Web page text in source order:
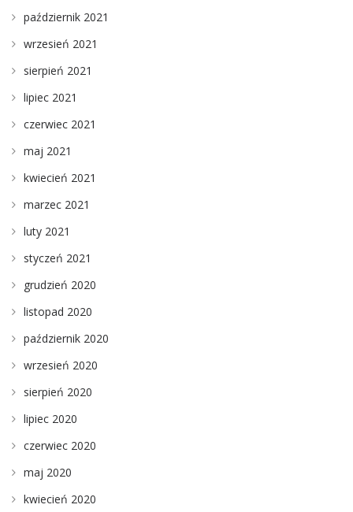
październik 2021
wrzesień 2021
sierpień 2021
lipiec 2021
czerwiec 2021
maj 2021
kwiecień 2021
marzec 2021
luty 2021
styczeń 2021
grudzień 2020
listopad 2020
październik 2020
wrzesień 2020
sierpień 2020
lipiec 2020
czerwiec 2020
maj 2020
kwiecień 2020